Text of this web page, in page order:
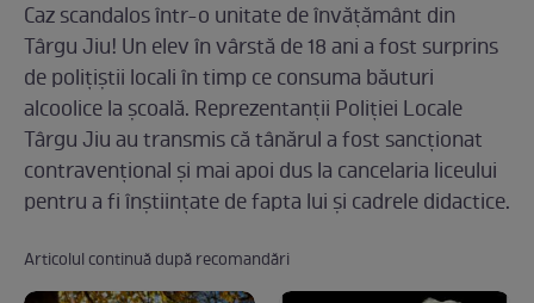
Caz scandalos într-o unitate de învățământ din
Târgu Jiu! Un elev în vârstă de 18 ani a fost surprins
de polițiștii locali în timp ce consuma băuturi
alcoolice la școală. Reprezentanții Poliției Locale
Târgu Jiu au transmis că tânărul a fost sancționat
contravențional și mai apoi dus la cancelaria liceului
pentru a fi înștiințate de fapta lui și cadrele didactice.
Articolul continuă după recomandări